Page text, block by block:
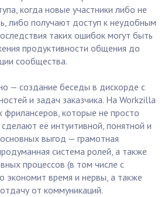
когда новые участники либо не
либо получают доступ к неудобным
таких ошибок могут быть
продуктивности общения до
сообщества.
— создание беседы в дискорде с
и задач заказчика. На Workzilla
которые не просто
её интуитивной, понятной и
выгод — грамотная
система ролей, а также
процессов (в том числе с
экономит время и нервы, а также
от коммуникаций.